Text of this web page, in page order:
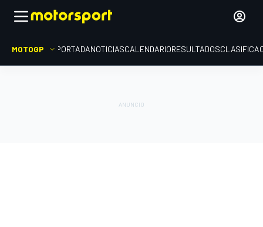
MOTOGP PORTADANOTICIASCALENDARIORESULTADOS